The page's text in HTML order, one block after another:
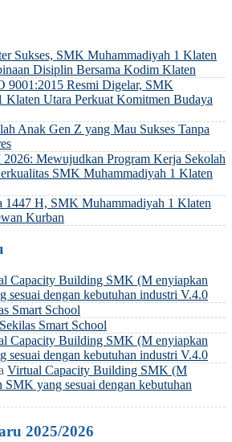
Sukses, SMK Muhammadiyah 1 Klaten
Disiplin Bersama Kodim Klaten
9001:2015 Resmi Digelar, SMK
Klaten Utara Perkuat Komitmen Budaya
Anak Gen Z yang Mau Sukses Tanpa
Mewujudkan Program Kerja Sekolah
SMK Muhammadiyah 1 Klaten
1447 H, SMK Muhammadiyah 1 Klaten
Kurban
Capacity Building SMK (M enyiapkan
sesuai dengan kebutuhan industri V.4.0
Smart School
Sekilas Smart School
Capacity Building SMK (M enyiapkan
sesuai dengan kebutuhan industri V.4.0
Virtual Capacity Building SMK (M
SMK yang sesuai dengan kebutuhan
2025/2026